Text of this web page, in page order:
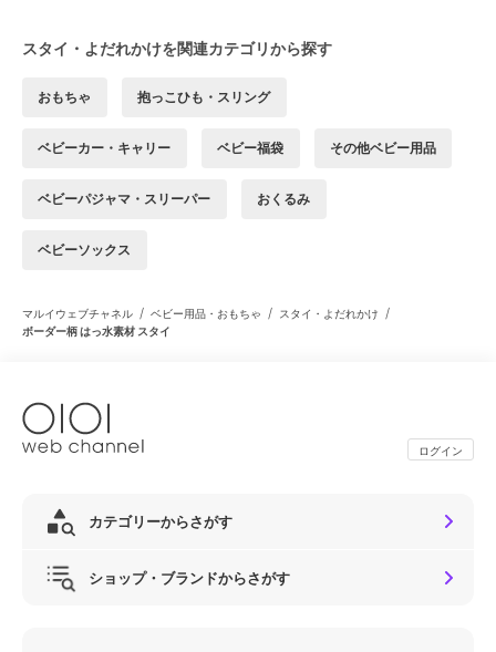
スタイ・よだれかけを関連カテゴリから探す
おもちゃ 抱っこひも・スリング
ベビーカー・キャリー ベビー福袋 その他ベビー用品
ベビーパジャマ・スリーパー おくるみ
ベビーソックス
マルイウェブチャネル / ベビー用品・おもちゃ / スタイ・よだれかけ /
ボーダー柄 はっ水素材 スタイ
ログイン
カテゴリーからさがす
ショップ・ブランドからさがす